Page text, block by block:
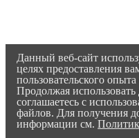
Данный веб-сайт
целях предоставления
пользовательского
Продолжая
соглашаетесь с
файлов. Для получения
информации см.